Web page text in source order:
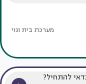
מערכת בית ונוי